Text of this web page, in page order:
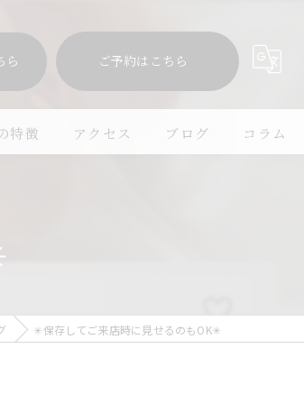
ら ご予約はこちら
特徴
サロン
アクセス ブログ コラム
✳︎保存してご来店時に見せるのもOK✳︎